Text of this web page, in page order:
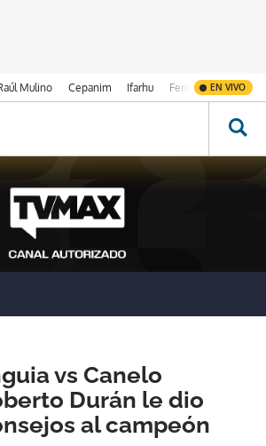
Mulino Cepanim Ifarhu Fenómeno de El
EN VIVO
vs Canelo
Durán le dio
al campeón